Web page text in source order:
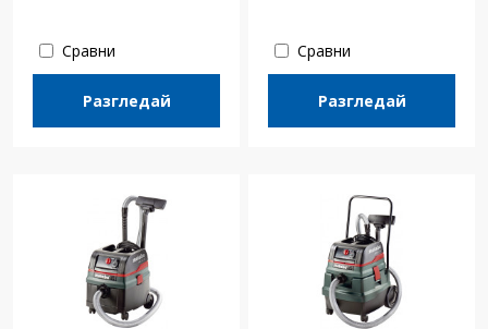
Сравни
Разгледай
Сравни
Разгледай